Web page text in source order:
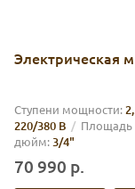
Электрическая
Cтупени мощности:
220/380 В Площадь
дюйм: 3/4"
70 990 р.